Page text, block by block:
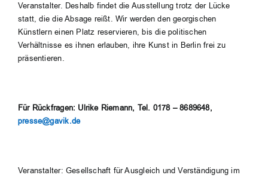
Veranstalter. Deshalb findet die Ausstellung trotz der Lücke
statt, die die Absage reißt. Wir werden den georgischen
Künstlern einen Platz reservieren, bis die politischen
Verhältnisse es ihnen erlauben, ihre Kunst in Berlin frei zu
präsentieren.
Für Rückfragen: Ulrike Riemann, Tel. 0178 – 8689648,
presse@gavik.de
Veranstalter: Gesellschaft für Ausgleich und Verständigung im